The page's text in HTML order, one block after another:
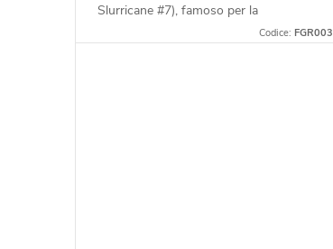
i
r
Slurricane #7), famoso per la
straordinaria produzione di resina. I
Codice:FGR003